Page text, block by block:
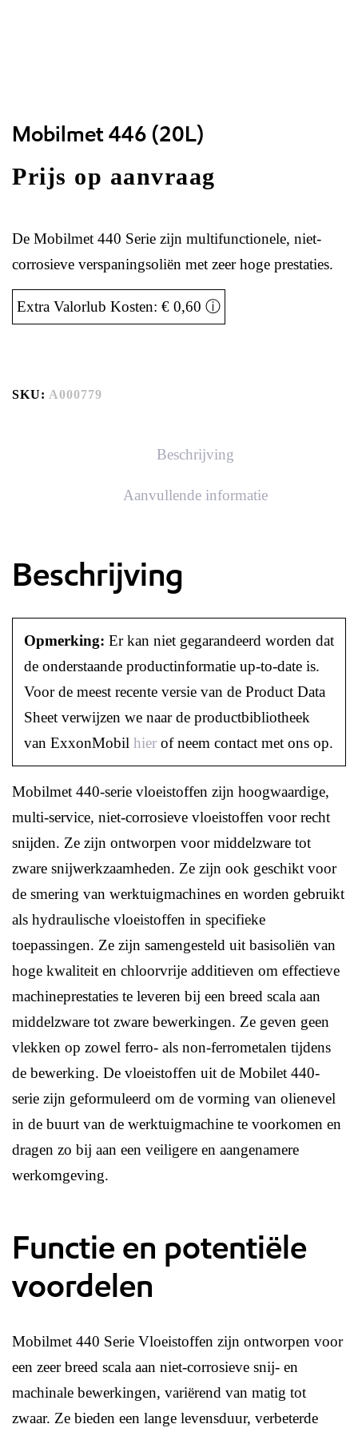
Mobilmet 446 (20L)
Prijs op aanvraag
De Mobilmet 440 Serie zijn multifunctionele, niet-
corrosieve verspaningsoliën met zeer hoge prestaties.
Extra Valorlub Kosten: € 0,60 ⓘ
SKU: A000779
Beschrijving
Aanvullende informatie
Beschrijving
Opmerking: Er kan niet gegarandeerd worden dat
de onderstaande productinformatie up-to-date is.
Voor de meest recente versie van de Product Data
Sheet verwijzen we naar de productbibliotheek
van ExxonMobil hier of neem contact met ons op.
Mobilmet 440-serie vloeistoffen zijn hoogwaardige,
multi-service, niet-corrosieve vloeistoffen voor recht
snijden. Ze zijn ontworpen voor middelzware tot
zware snijwerkzaamheden. Ze zijn ook geschikt voor
de smering van werktuigmachines en worden gebruikt
als hydraulische vloeistoffen in specifieke
toepassingen. Ze zijn samengesteld uit basisoliën van
hoge kwaliteit en chloorvrije additieven om effectieve
machineprestaties te leveren bij een breed scala aan
middelzware tot zware bewerkingen. Ze geven geen
vlekken op zowel ferro- als non-ferrometalen tijdens
de bewerking. De vloeistoffen uit de Mobilet 440-
serie zijn geformuleerd om de vorming van olienevel
in de buurt van de werktuigmachine te voorkomen en
dragen zo bij aan een veiligere en aangenamere
werkomgeving.
Functie en potentiële
voordelen
Mobilmet 440 Serie Vloeistoffen zijn ontworpen voor
een zeer breed scala aan niet-corrosieve snij- en
machinale bewerkingen, variërend van matig tot
zwaar. Ze bieden een lange levensduur, verbeterde